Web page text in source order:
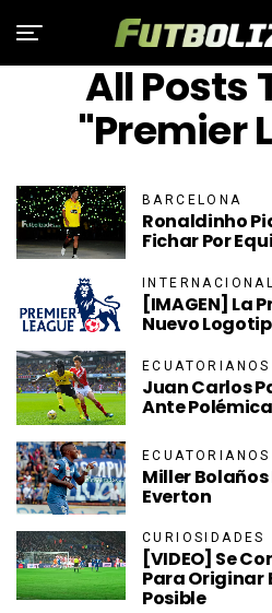
All Posts
"Premier
BARCELONA
Ronaldinho
Fichar Por
[IMAGEN] La
Nuevo
Juan Carlos
Ante
Miller Bolaños
Everton
CURIOSIDADES
[VIDEO] Se
Para Originar
Posible